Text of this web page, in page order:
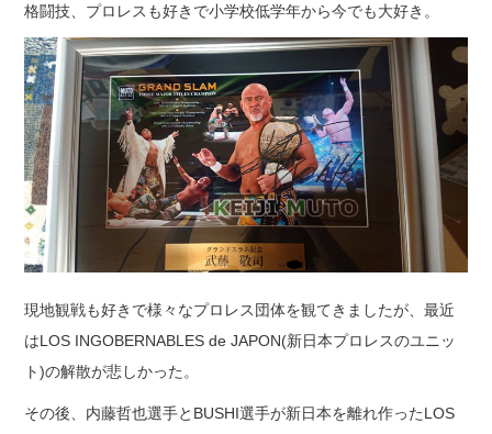
格闘技、プロレスも好きで小学校低学年から今でも大好き。
現地観戦も好きで様々なプロレス団体を観てきましたが、最近
はLOS INGOBERNABLES de JAPON(新日本プロレスのユニッ
ト)の解散が悲しかった。
その後、内藤哲也選手とBUSHI選手が新日本を離れ作ったLOS